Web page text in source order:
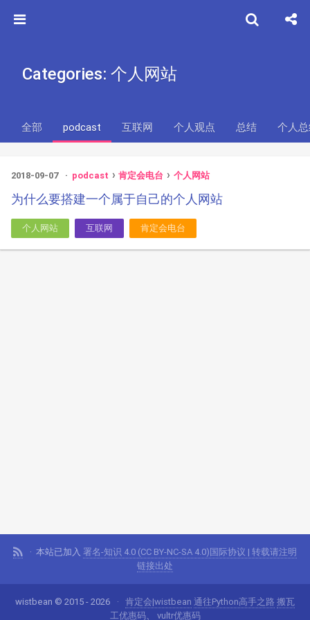
Categories: 个人网站
全部 podcast 互联网 个人观点 总结 个人
2018-09-07 podcast 肯定会电台 个人网站
为什么要搭建一个属于自己的个人网站
个人网站 互联网 肯定会电台
本站已加入 署名-知识 4.0 (CC BY-NC-SA 4.0)国际协议 | 转载请注明
链接出处
wistbean © 2015 - 2026 肯定会|wistbean 通往Python高手之路 搬瓦
工优惠码、 vultr优惠码